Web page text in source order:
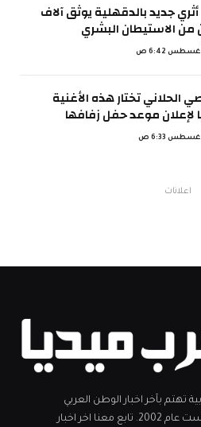
جديد بالدقهلية يوثق آلاف
من الاستيطان البشري
الحلاني تختار هذه الأغنية
لإعلان موعد حفل زفافها
اعلانات
تهتم بآخر اخبار الوطن العربي
والشرق الأوسط والعالم، تأسست عام 2002. تابع معنا اخر اخبار